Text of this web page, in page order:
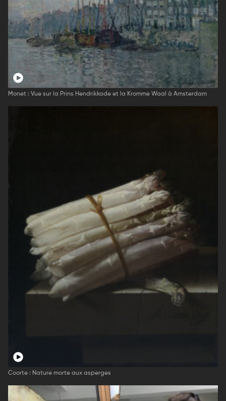
Monet : Vue sur la Prins Hendrikkade et la Kromme Waal à Amsterdam
Coorte : Nature morte aux asperges